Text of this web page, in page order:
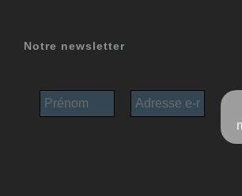
Notre newsletter